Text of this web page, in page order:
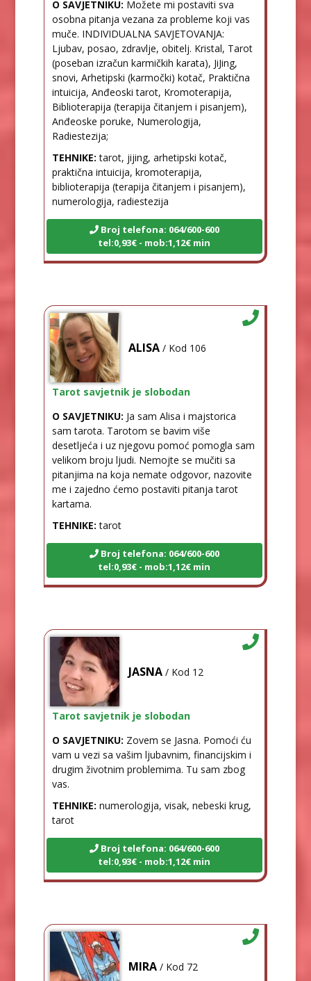
O SAVJETNIKU: Možete mi postaviti sva
osobna pitanja vezana za probleme koji vas
muče. INDIVIDUALNA SAVJETOVANJA:
Ljubav, posao, zdravlje, obitelj. Kristal, Tarot
(poseban izračun karmičkih karata), JiJing,
snovi, Arhetipski (karmočki) kotač, Praktična
intuicija, Anđeoski tarot, Kromoterapija,
Biblioterapija (terapija čitanjem i pisanjem),
Anđeoske poruke, Numerologija,
Radiestezija;
TEHNIKE: tarot, jijing, arhetipski kotač,
praktična intuicija, kromoterapija,
biblioterapija (terapija čitanjem i pisanjem),
numerologija, radiestezija
Broj telefona: 064/600-600
tel:0,93€ - mob:1,12€ min
ALISA / Kod 106
Tarot savjetnik je slobodan
O SAVJETNIKU: Ja sam Alisa i majstorica
sam tarota. Tarotom se bavim više
desetljeća i uz njegovu pomoć pomogla sam
velikom broju ljudi. Nemojte se mučiti sa
pitanjima na koja nemate odgovor, nazovite
me i zajedno ćemo postaviti pitanja tarot
kartama.
TEHNIKE: tarot
Broj telefona: 064/600-600
tel:0,93€ - mob:1,12€ min
JASNA / Kod 12
Tarot savjetnik je slobodan
O SAVJETNIKU: Zovem se Jasna. Pomoći ću
vam u vezi sa vašim ljubavnim, financijskim i
drugim životnim problemima. Tu sam zbog
vas.
TEHNIKE: numerologija, visak, nebeski krug,
tarot
Broj telefona: 064/600-600
tel:0,93€ - mob:1,12€ min
MIRA / Kod 72